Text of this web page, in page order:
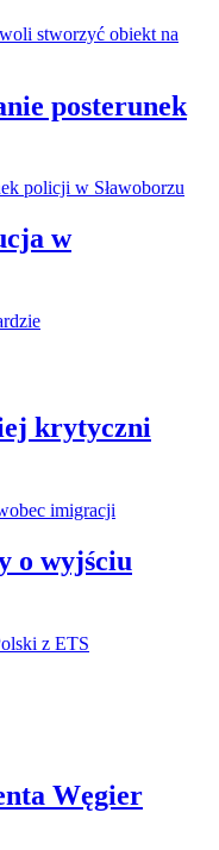
posterunek
w
krytyczni
o wyjściu
Węgier